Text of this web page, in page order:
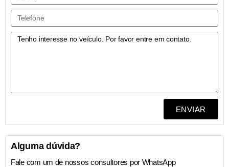
ENVIAR
Alguma dúvida?
Fale com um de nossos consultores por WhatsApp